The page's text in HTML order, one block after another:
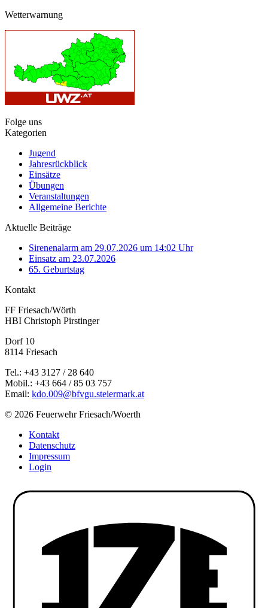
Wetterwarnung
Folge uns
Kategorien
Jugend
Jahresrückblick
Einsätze
Übungen
Veranstaltungen
Allgemeine Berichte
Aktuelle Beiträge
Sirenenalarm am 29.07.2026 um 14:02 Uhr
Einsatz am 23.07.2026
65. Geburtstag
Kontakt
FF Friesach/Wörth
HBI Christoph Pirstinger
Dorf 10
8114 Friesach
Tel.: +43 3127 / 28 640
Mobil.: +43 664 / 85 03 757
Email: kdo.009@bfvgu.steiermark.at
© 2026 Feuerwehr Friesach/Woerth
Kontakt
Datenschutz
Impressum
Login